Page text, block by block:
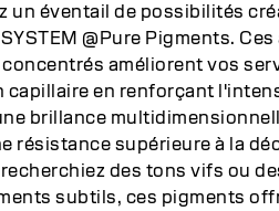
un éventail de possibilités
@Pure Pigments.
améliorent vos
capillaire en renforçant
brillance
résistance supérieure à la
des tons vifs ou
subtils, ces pigments